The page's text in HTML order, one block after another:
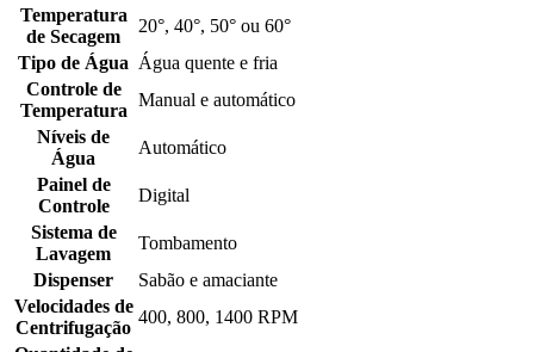
Temperatura
de Secagem
20°, 40°, 50° ou 60°
Tipo de Água Água quente e fria
Controle de
Temperatura
Manual e automático
Níveis de
Água
Automático
Painel de
Controle
Digital
Sistema de
Lavagem
Tombamento
Dispenser
Sabão e amaciante
Velocidades de
Centrifugação
400, 800, 1400 RPM